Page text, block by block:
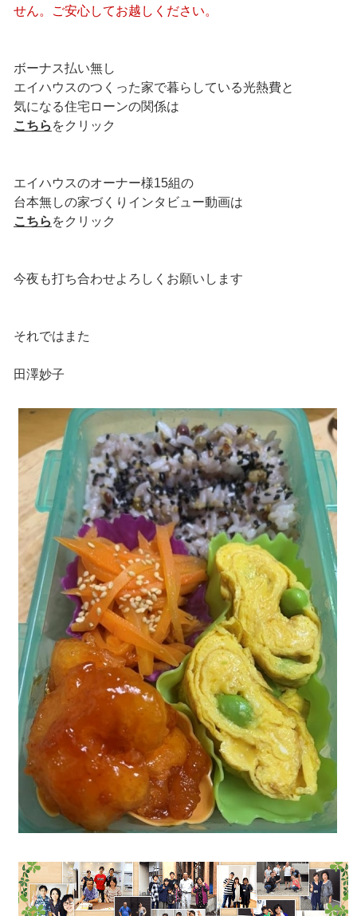
せん。ご安心してお越しください。
ボーナス払い無し
エイハウスのつくった家で暮らしている光熱費と
気になる住宅ローンの関係は
こちら をクリック
エイハウスのオーナー様15組の
台本無しの家づくりインタビュー動画は
こちら をクリック
今夜も打ち合わせよろしくお願いします
それではまた
田澤妙子